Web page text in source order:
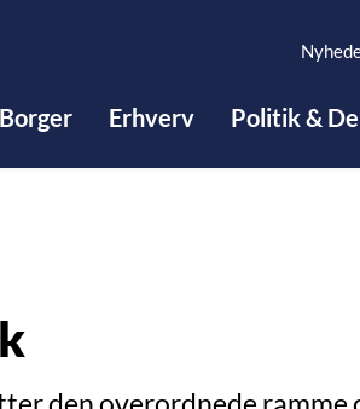
Borger Erhverv Politik &